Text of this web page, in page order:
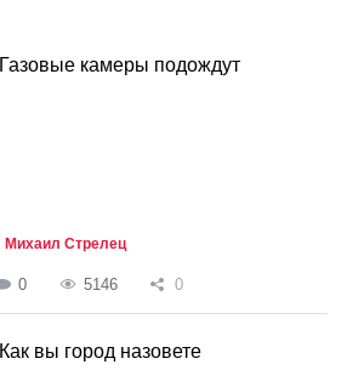
Газовые камеры подождут
Михаил Стрелец
0 5146 0
Как вы город назовете